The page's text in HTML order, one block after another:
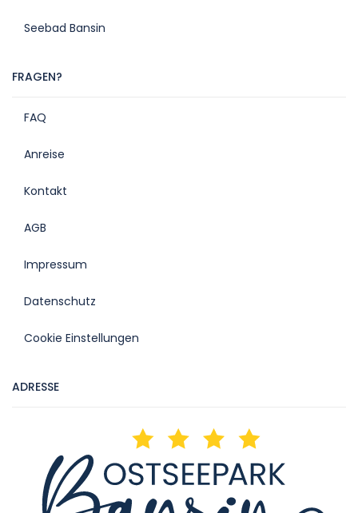
Seebad Bansin
FRAGEN?
FAQ
Anreise
Kontakt
AGB
Impressum
Datenschutz
Cookie Einstellungen
ADRESSE